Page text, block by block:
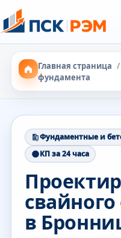
Главная страница /
фундамента
Фундаментные и
КП за 24 часа
в